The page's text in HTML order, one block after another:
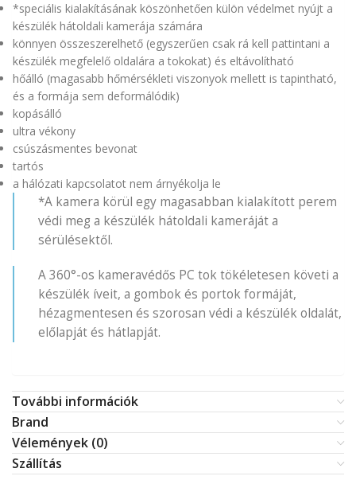
*speciális kialakításának köszönhetően külön védelmet nyújt a
készülék hátoldali kamerája számára
könnyen összeszerelhető (egyszerűen csak rá kell pattintani a
készülék megfelelő oldalára a tokokat) és eltávolítható
hőálló (magasabb hőmérsékleti viszonyok mellett is tapintható,
és a formája sem deformálódik)
kopásálló
ultra vékony
csúszásmentes bevonat
tartós
a hálózati kapcsolatot nem árnyékolja le
*A kamera körül egy magasabban kialakított perem
védi meg a készülék hátoldali kameráját a
sérülésektől.
A 360°-os kameravédős PC tok tökéletesen követi a
készülék íveit, a gombok és portok formáját,
hézagmentesen és szorosan védi a készülék oldalát,
előlapját és hátlapját.
További információk
Brand
Vélemények (0)
Szállítás